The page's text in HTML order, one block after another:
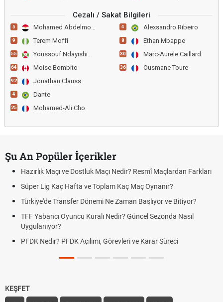
Cezalı / Sakat Bilgileri
5 Mohamed Abdelmonem
9 Terem Moffi
55 Youssouf Ndayishimiye
64 Moise Bombito
92 Jonathan Clauss
4 Dante
25 Mohamed-Ali Cho
4 Alexsandro Ribeiro
8 Ethan Mbappe
30 Marc-Aurele Caillard
36 Ousmane Toure
Şu An Popüler İçerikler
Hazırlık Maçı ve Dostluk Maçı Nedir? Resmî Maçlardan Farkları
Süper Lig Kaç Hafta ve Toplam Kaç Maç Oynanır?
Türkiye'de Transfer Dönemi Ne Zaman Başlıyor ve Bitiyor?
TFF Yabancı Oyuncu Kuralı Nedir? Güncel Sezonda Nasıl
Uygulanıyor?
PFDK Nedir? PFDK Açılımı, Görevleri ve Karar Süreci
KEŞFET